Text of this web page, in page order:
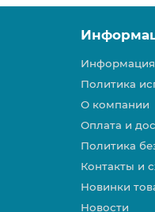
Политика
О компании
Оплата и
Политика
Контакты и
Новинки
Новости